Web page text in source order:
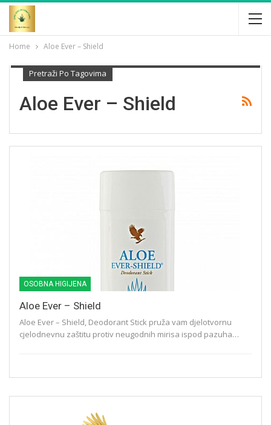
Home Aloe Ever – Shield
Pretraži Po Tagovima
Aloe Ever – Shield
OSOBNA HIGIJENA
Aloe Ever – Shield
Aloe Ever – Shield, Deodorant Stick pruža vam djelotvornu
cjelodnevnu zaštitu protiv neugodnih mirisa ispod pazuha…